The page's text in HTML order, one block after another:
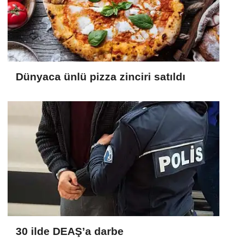
Dünyaca ünlü pizza zinciri satıldı
30 ilde DEAŞ’a darbe